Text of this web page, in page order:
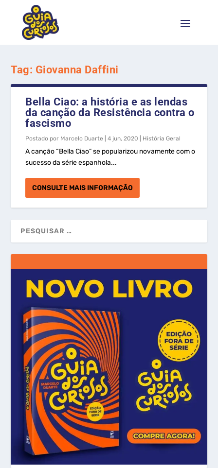
Tag: Giovanna Daffini
Bella Ciao: a história e as lendas
da canção da Resistência contra o
fascismo
Postado por Marcelo Duarte |4 jun, 2020 História Geral
A canção “Bella Ciao” se popularizou novamente com o
sucesso da série espanhola...
CONSULTE MAIS INFORMAÇÃO